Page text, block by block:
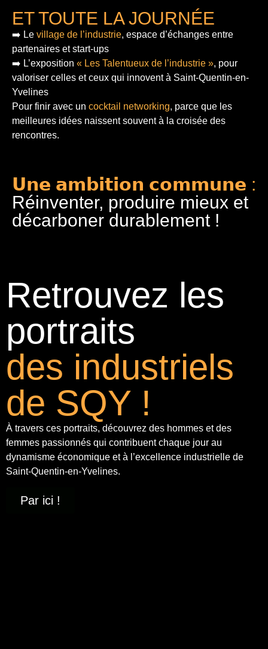
ET TOUTE LA JOURNÉE
➡️ Le village de l’industrie, espace d’échanges entre
partenaires et start-ups
➡️ L’exposition « Les Talentueux de l’industrie », pour
valoriser celles et ceux qui innovent à Saint-Quentin-en-
Yvelines
Pour finir avec un cocktail networking, parce que les
meilleures idées naissent souvent à la croisée des
rencontres.
𝗨𝗻𝗲 𝗮𝗺𝗯𝗶𝘁𝗶𝗼𝗻 𝗰𝗼𝗺𝗺𝘂𝗻𝗲 :
Réinventer, produire mieux et
décarboner durablement !
Retrouvez les
portraits
des industriels
de SQY !
À travers ces portraits, découvrez des hommes et des
femmes passionnés qui contribuent chaque jour au
dynamisme économique et à l’excellence industrielle de
Saint-Quentin-en-Yvelines.
Par ici !